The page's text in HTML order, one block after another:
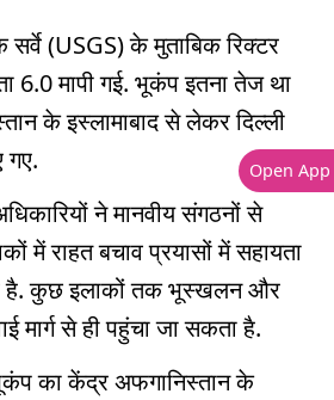
सर्वे (USGS) के मुताबिक रिक्टर
6.0 मापी गई. भूकंप इतना तेज था
के इस्लामाबाद से लेकर दिल्ली
ने मानवीय संगठनों से
में राहत बचाव प्रयासों में सहायता
है. कुछ इलाकों तक भूस्खलन और
से ही पहुंचा जा सकता है.
का केंद्र अफगानिस्तान के
Open App